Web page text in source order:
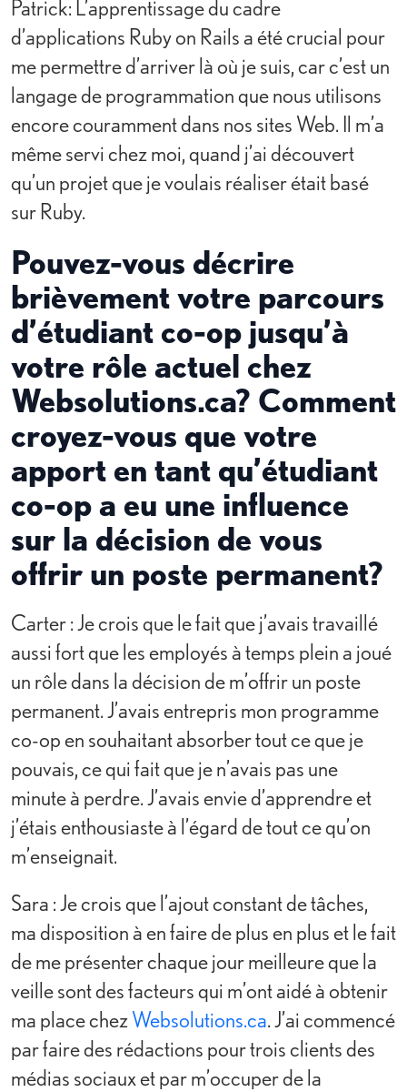
Patrick: L’apprentissage du cadre
d’applications Ruby on Rails a été crucial pour
me permettre d’arriver là où je suis, car c’est un
langage de programmation que nous utilisons
encore couramment dans nos sites Web. Il m’a
même servi chez moi, quand j’ai découvert
qu’un projet que je voulais réaliser était basé
sur Ruby.
Pouvez-vous décrire
brièvement votre parcours
d’étudiant co-op jusqu’à
votre rôle actuel chez
Websolutions.ca? Comment
croyez-vous que votre
apport en tant qu’étudiant
co-op a eu une influence
sur la décision de vous
offrir un poste permanent?
Carter : Je crois que le fait que j’avais travaillé
aussi fort que les employés à temps plein a joué
un rôle dans la décision de m’offrir un poste
permanent. J’avais entrepris mon programme
co-op en souhaitant absorber tout ce que je
pouvais, ce qui fait que je n’avais pas une
minute à perdre. J’avais envie d’apprendre et
j’étais enthousiaste à l’égard de tout ce qu’on
m’enseignait.
Sara : Je crois que l’ajout constant de tâches,
ma disposition à en faire de plus en plus et le fait
de me présenter chaque jour meilleure que la
veille sont des facteurs qui m’ont aidé à obtenir
ma place chezWebsolutions.ca. J’ai commencé
par faire des rédactions pour trois clients des
médias sociaux et par m’occuper de la